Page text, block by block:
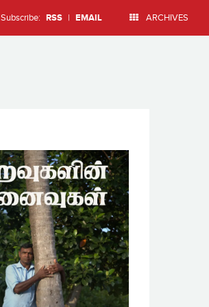
Subscribe: RSS | EMAIL ARCHIVES